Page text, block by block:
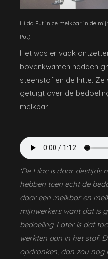
Hilda Put in de melkbar in de
Put)
Het was er vaak
bovenkwamen hadden
steenstof en de hitte. Ze
getuigt over de
melkbar:
‘De Lilac is daar destijds
hebben toen echt de
daar een melkbar en
mijnwerkers want dat is
bedoeling. Later is dat
werkten dan in het stof.
opdronken, dan zou nog